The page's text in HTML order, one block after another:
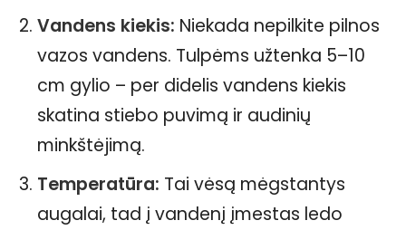
Vandens kiekis: Niekada nepilkite pilnos
vazos vandens. Tulpėms užtenka 5–10
cm gylio – per didelis vandens kiekis
skatina stiebo puvimą ir audinių
minkštėjimą.
Temperatūra: Tai vėsą mėgstantys
augalai, tad į vandenį įmestas ledo